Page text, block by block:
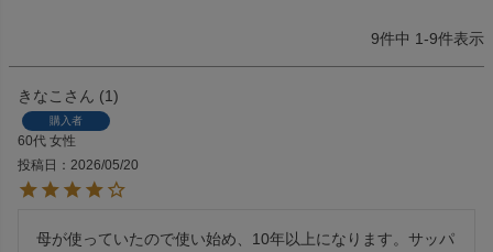
9件中 1-9件表示
きなこ 1
購入者
60代 女性
投稿日
2026/05/20
母が使っていたので使い始め、10年以上になります。サッパ